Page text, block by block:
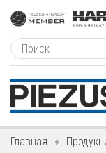
Главная